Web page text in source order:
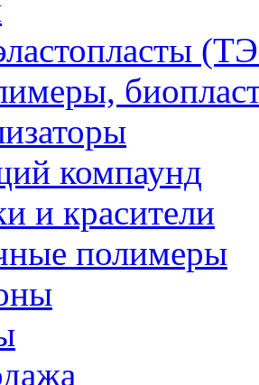
компаунд
и красители
полимеры